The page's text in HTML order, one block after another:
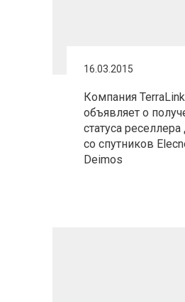
16.03.2015
Компания TerraLink
объявляет о
статуса
со спутников
Deimos